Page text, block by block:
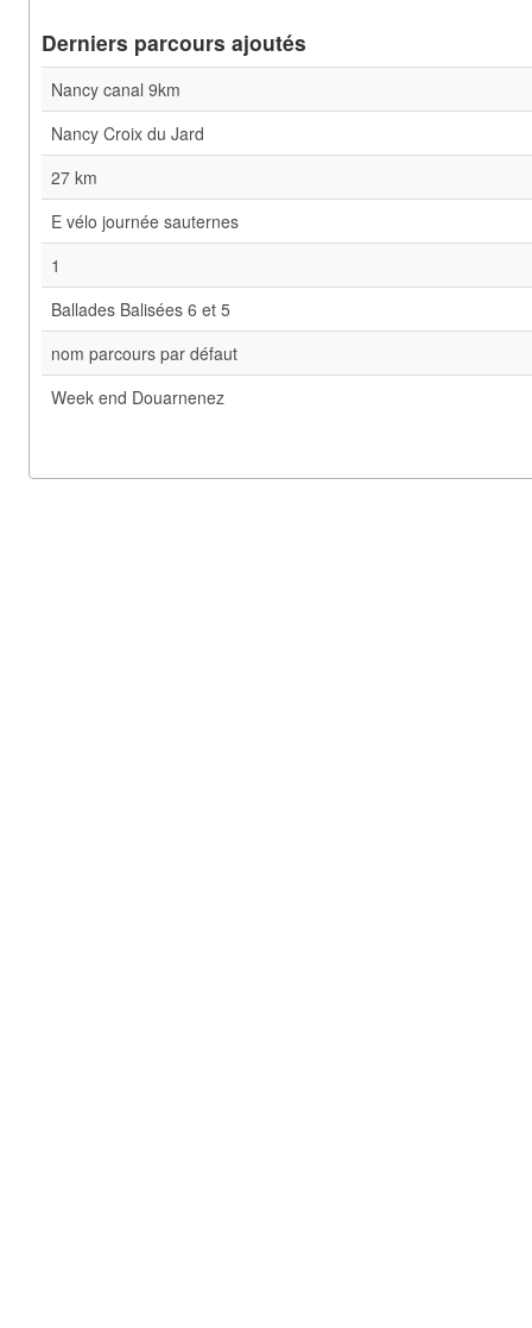
Derniers parcours ajoutés
Nancy canal 9km
Nancy Croix du Jard
27 km
E vélo journée sauternes
1
Ballades Balisées 6 et 5
nom parcours par défaut
Week end Douarnenez